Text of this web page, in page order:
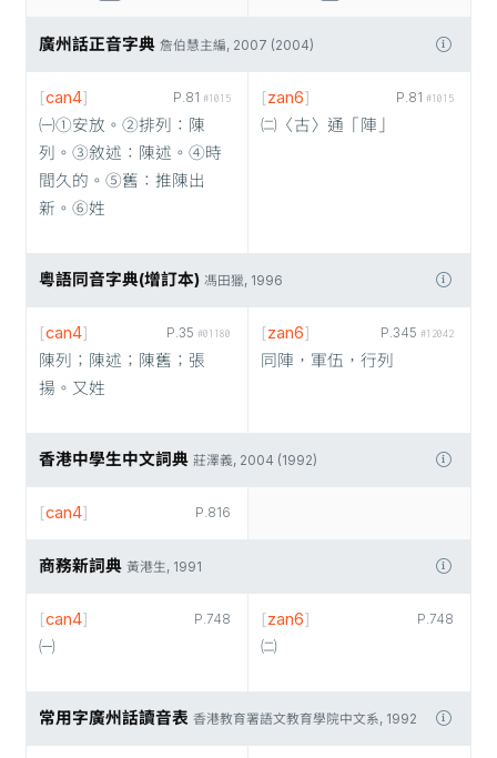
廣州話正音字典 詹伯慧主編, 2007 (2004)
P.81 #1015
[can4]
㈠①安放。②排列：陳
列。③敘述：陳述。④時
間久的。⑤舊：推陳出
新。⑥姓
P.81 #1015
[zan6]
㈡〈古〉通「陣」
粵語同音字典(增訂本) 馮田獵, 1996
P.35 #01180
[can4]
陳列；陳述；陳舊；張
揚。又姓
P.345 #12042
[zan6]
同陣，軍伍，行列
香港中學生中文詞典 莊澤義, 2004 (1992)
P.816
[can4]
商務新詞典 黃港生, 1991
P.748
[can4]
㈠
P.748
[zan6]
㈡
常用字廣州話讀音表 香港教育署語文教育學院中文系, 1992